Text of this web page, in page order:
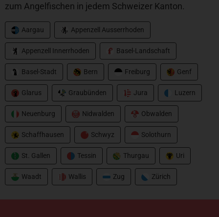
zum Angelfischen in jedem Schweizer Kanton.
Aargau Appenzell Ausserrhoden
Appenzell Innerrhoden Basel-Landschaft
Basel-Stadt Bern Freiburg Genf
Glarus Graubünden Jura Luzern
Neuenburg Nidwalden Obwalden
Schaffhausen Schwyz Solothurn
St. Gallen Tessin Thurgau Uri
Waadt Wallis Zug Zürich